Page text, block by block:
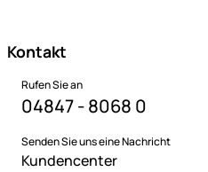
Kontakt
Rufen Sie an
04847 - 8068 0
Senden Sie uns eine Nachricht
Kundencenter